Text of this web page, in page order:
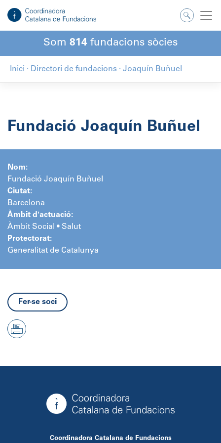
contingut
Som 814 fundacions sòcies
Inici · Directori de fundacions · Joaquín Buñuel
Fundació Joaquín Buñuel
Nom:
Fundació Joaquín Buñuel
Ciutat:
Barcelona
Àmbit d'actuació:
Àmbit Social • Salut
Protectorat:
Generalitat de Catalunya
Fer-se soci
Coordinadora Catalana de Fundacions